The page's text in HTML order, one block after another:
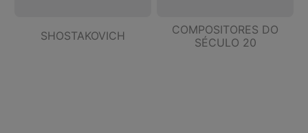
SHOSTAKOVICH
COMPOSITORES DO
SÉCULO 20